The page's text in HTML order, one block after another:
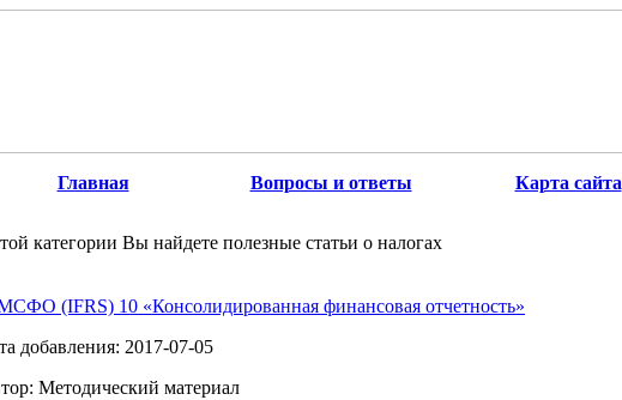
Главная Вопросы и ответы Карта сайта
категории Вы найдете полезные статьи о налогах
(IFRS) 10 «Консолидированная финансовая отчетность»
добавления: 2017-07-05
Методический материал